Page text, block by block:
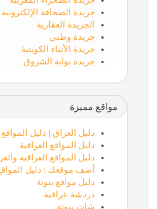
جريدة الصحافة الإلكترونية
الجريدة العقارية
جريدة وطني
جريدة الأنباء الكويتية
جريدة بوابة الشروق
مواقع مميزة
دليل العراق | دليل المواقع
دليل المواقع العراقية
دليل المواقع العراقية
أضف موقعك | دليل
دليل مواقع بنوتة
دردشة عراقية
شات بنوتة